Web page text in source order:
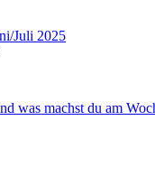
Juli 2025
was machst du am